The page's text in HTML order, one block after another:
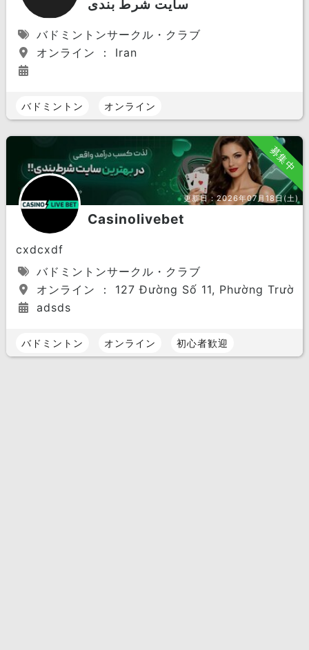
سایت شرط بندی
バドミントンサークル・クラブ
オンライン ： Iran
バドミントン オンライン
募集中
更新日：2026年07月18日(土)
Casinolivebet
cxdcxdf
バドミントンサークル・クラブ
オンライン ： 127 Đường Số 11, Phường
adsds
バドミントン オンライン 初心者歓迎